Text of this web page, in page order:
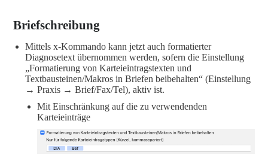
Briefschreibung
Mittels x-Kommando kann jetzt auch formatierter
Diagnosetext übernommen werden, sofern die Einstellung
„Formatierung von Karteieintragstexten und
Textbausteinen/Makros in Briefen beibehalten“ (Einstellung
→ Praxis → Brief/Fax/Tel), aktiv ist.
Mit Einschränkung auf die zu verwendenden
Karteieinträge